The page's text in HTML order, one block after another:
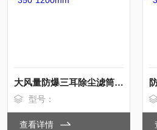
大风量防爆三耳除尘滤筒350*1200mm
型号：
查看详情